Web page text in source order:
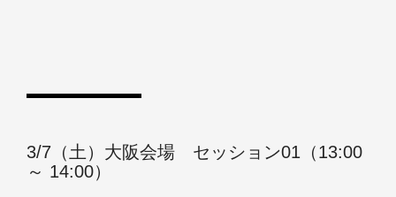
3/7（土）大阪会場 セッション01（13:00
～ 14:00）